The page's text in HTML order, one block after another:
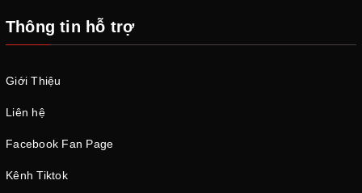
Thông tin hỗ trợ
Giới Thiệu
Liên hệ
Facebook Fan Page
Kênh Tiktok